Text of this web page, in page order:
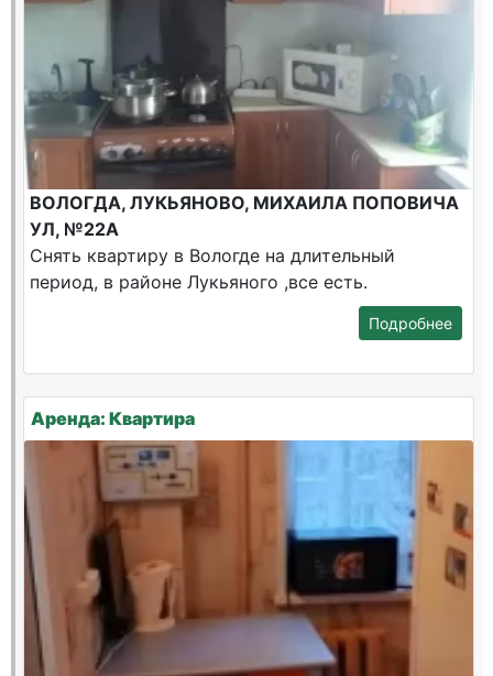
ВОЛОГДА, ЛУКЬЯНОВО, МИХАИЛА ПОПОВИЧА
УЛ, №22А
Снять квартиру в Вологде на длительный
период, в районе Лукьяного ,все есть.
Подробнее
Аренда: Квартира